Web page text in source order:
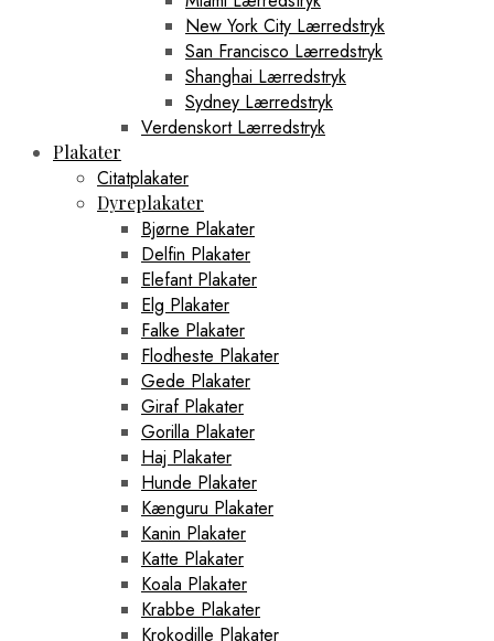
New York City Lærredstryk
San Francisco Lærredstryk
Shanghai Lærredstryk
Sydney Lærredstryk
Verdenskort Lærredstryk
Plakater
Citatplakater
Dyreplakater
Bjørne Plakater
Delfin Plakater
Elefant Plakater
Elg Plakater
Falke Plakater
Flodheste Plakater
Gede Plakater
Giraf Plakater
Gorilla Plakater
Haj Plakater
Hunde Plakater
Kænguru Plakater
Kanin Plakater
Katte Plakater
Koala Plakater
Krabbe Plakater
Krokodille Plakater